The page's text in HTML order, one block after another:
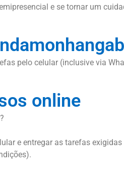
e se tornar um
pelo celular (inclusive via
online
e entregar as tarefas